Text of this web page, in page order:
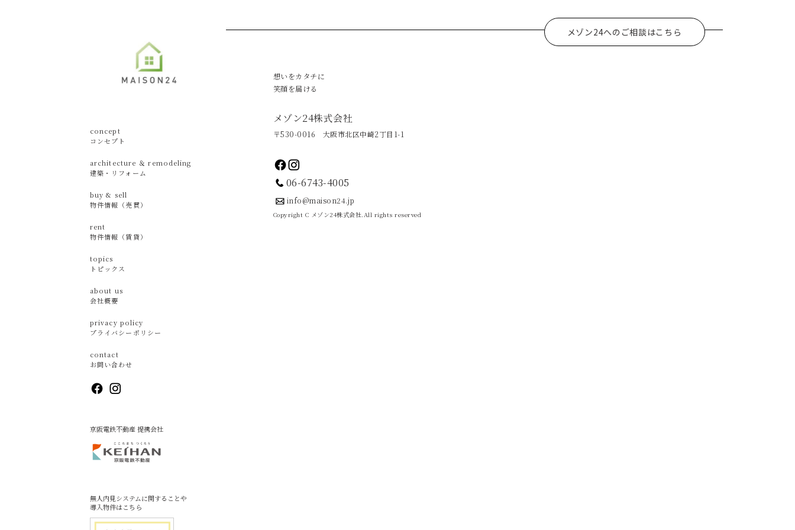
concept
コンセプト
architecture ＆ remodeling
建築・リフォーム
buy & sell
物件情報（売買）
rent
物件情報（賃貸）
topics
トピックス
about us
会社概要
privacy policy
プライバシーポリシー
contact
お問い合わせ
京阪電鉄不動産 提携会社
無人内見システムに関することや
導入物件はこちら
メゾン24へのご相談はこちら
想いをカタチに
笑顔を届ける
メゾン24株式会社
〒530-0016 大阪市北区中崎2丁目1-1
06-6743-4005
info@maison24.jp
Copyright C メゾン24株式会社.All rights reserved